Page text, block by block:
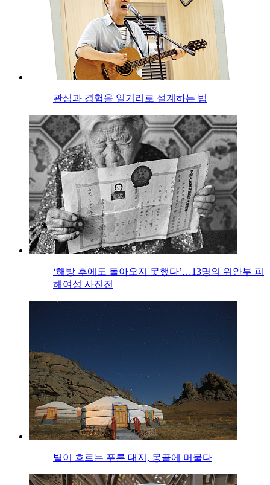
관심과 경험을 일거리로 설계하는 법
‘해방 후에도 돌아오지 못했다’…13명의 위안부 피
해여성 사진전
별이 흐르는 푸른 대지, 몽골에 머물다